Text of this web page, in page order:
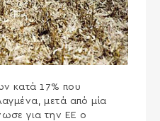
κατά 17% που
μετά από μία
για την ΕΕ ο